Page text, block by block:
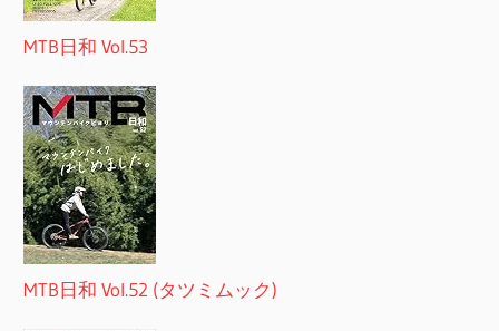
MTB日和 Vol.53
MTB日和 Vol.52 (タツミムック)